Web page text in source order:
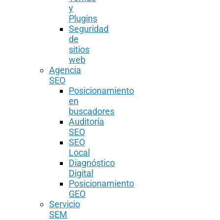
y
Plugins
Seguridad
de
sitios
web
Agencia
SEO
Posicionamiento
en
buscadores
Auditoría
SEO
SEO
Local
Diagnóstico
Digital
Posicionamiento
GEO
Servicio
SEM